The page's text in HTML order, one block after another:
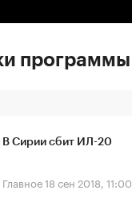
программы
В Сирии сбит ИЛ-20
Главное18 сен 2018, 11:00